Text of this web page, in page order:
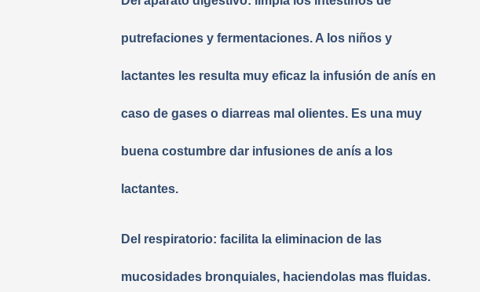
putrefaciones y fermentaciones. A los niños y
lactantes les resulta muy eficaz la infusión de anís en
caso de gases o diarreas mal olientes. Es una muy
buena costumbre dar infusiones de anís a los
lactantes.
Del respiratorio: facilita la eliminacion de las
mucosidades bronquiales, haciendolas mas fluidas.